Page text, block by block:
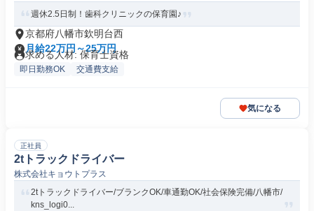
週休2.5日制！歯科クリニックの保育園♪
京都府八幡市欽明台西
月給22万円～25万円
求める人材: 保育士資格
即日勤務OK 交通費支給
気になる
正社員
2tトラックドライバー
株式会社キョウトプラス
2tトラックドライバー/ブランクOK/車通勤OK/社会保険完備/八幡市/
kns_logi0...